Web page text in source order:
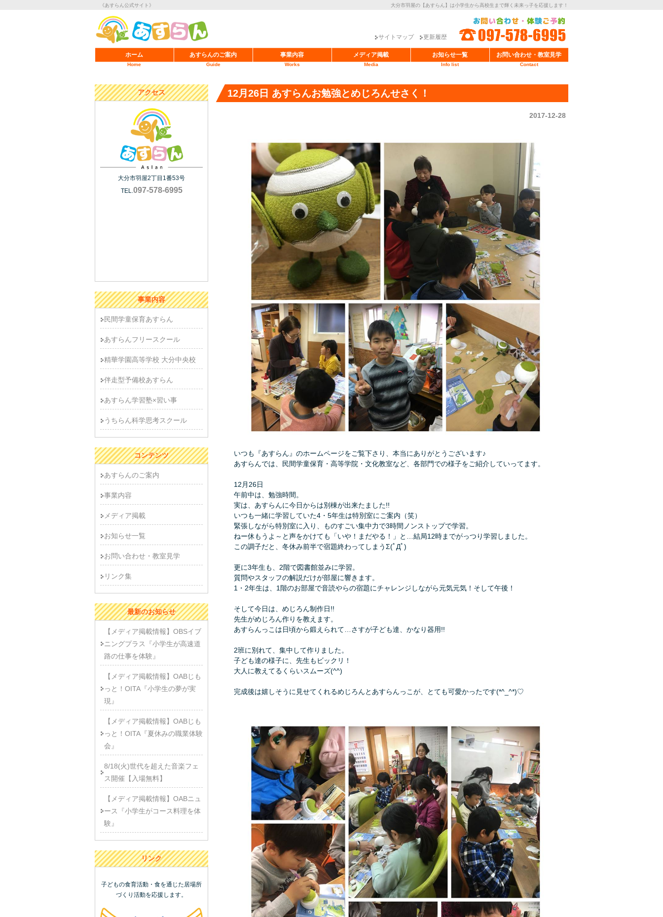
《あすらん公式サイト》 大分市羽屋の【あすらん】は小学生から高校生まで輝く未来っ子を応援します！
サイトマップ 更新履歴
ホーム
Home
あすらんのご案内
Guide
事業内容
Works
メディア掲載
Media
お知らせ一覧
Info list
お問い合わせ・教室見学
Contact
12月26日 あすらんお勉強とめじろんせさく！
2017-12-28
いつも『あすらん』のホームページをご覧下さり、本当にありがとうございます♪
あすらんでは、民間学童保育・高等学院・文化教室など、各部門での様子をご紹介していってます。
12月26日
午前中は、勉強時間。
実は、あすらんに今日からは別棟が出来たました!!
いつも一緒に学習していた4・5年生は特別室にご案内（笑）
緊張しながら特別室に入り、ものすごい集中力で3時間ノンストップで学習。
ねー休もうよ～と声をかけても「いや！まだやる！」と…結局12時までがっつり学習しました。
この調子だと、冬休み前半で宿題終わってしまうΣ(ﾟДﾟ)
更に3年生も、2階で図書館並みに学習。
質問やスタッフの解説だけが部屋に響きます。
1・2年生は、1階のお部屋で音読やらの宿題にチャレンジしながら元気元気！そして午後！
そして今日は、めじろん制作日!!
先生がめじろん作りを教えます。
あすらんっこは日頃から鍛えられて…さすが子ども達、かなり器用!!
2班に別れて、集中して作りました。
子ども達の様子に、先生もビックリ！
大人に教えてるくらいスムーズ(^^)
完成後は嬉しそうに見せてくれるめじろんとあすらんっこが、とても可愛かったです(*^_^*)♡
アクセス
大分市羽屋2丁目1番53号
TEL. 097-578-6995
事業内容
民間学童保育あすらん
あすらんフリースクール
精華学園高等学校 大分中央校
伴走型予備校あすらん
あすらん学習塾×習い事
うちらん科学思考スクール
コンテンツ
あすらんのご案内
事業内容
メディア掲載
お知らせ一覧
お問い合わせ・教室見学
リンク集
最新のお知らせ
【メディア掲載情報】OBSイブ
ニングプラス『小学生が高速道
路の仕事を体験』
【メディア掲載情報】OABじも
っと！OITA『小学生の夢が実
現』
【メディア掲載情報】OABじも
っと！OITA『夏休みの職業体験
会』
8/18(火)世代を超えた音楽フェ
ス開催【入場無料】
【メディア掲載情報】OABニュ
ース『小学生がコース料理を体
験』
リンク
子どもの食育活動・食を通じた居場所
づくり活動を応援します。